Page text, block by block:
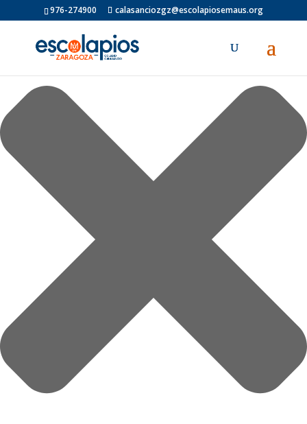
Gestionar el consentimiento de las cookies
976-274900 calasanciozgz@escolapiosemaus.org